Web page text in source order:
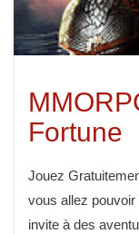
Fortune
Jouez
vous allez
invite à des